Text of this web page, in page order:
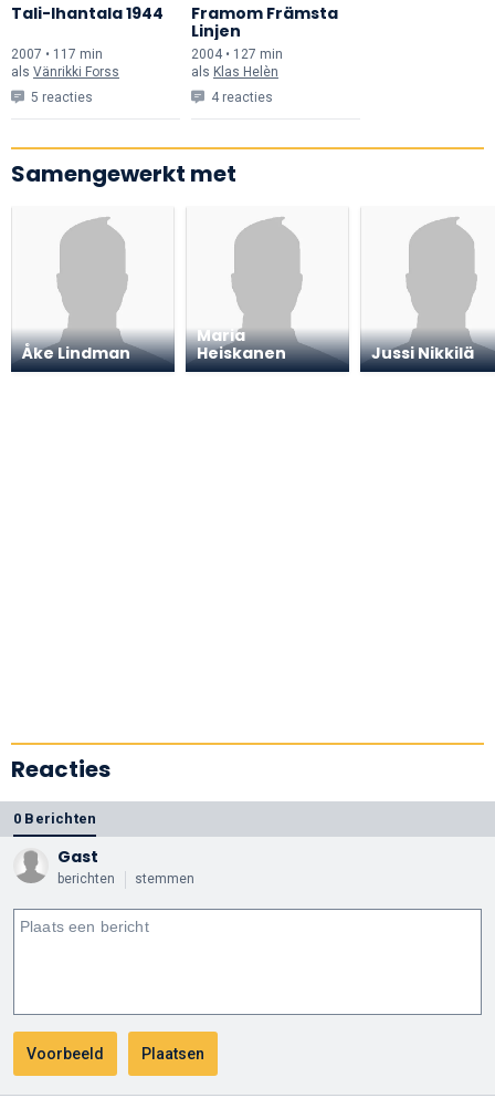
Tali-Ihantala 1944
2007 • 117 min
als Vänrikki Forss
5 reacties
Framom Främsta
Linjen
2004 • 127 min
als Klas Helèn
4 reacties
Samengewerkt met
Åke Lindman
Maria
Heiskanen
Jussi Nikkilä
Reacties
0 Berichten
Gast
berichten stemmen